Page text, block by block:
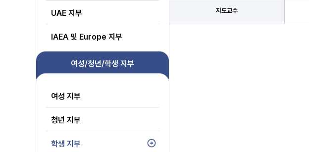
UAE 지부
IAEA 및 Europe 지부
여성/청년/학생 지부
여성 지부
청년 지부
학생 지부
지도교수